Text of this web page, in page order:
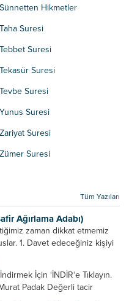
Sünnetten Hikmetler
Taha Suresi
Tebbet Suresi
Tekasür Suresi
Tevbe Suresi
Yunus Suresi
Zariyat Suresi
Zümer Suresi
Tüm Yazıları
Ağırlama Adabı)
zaman dikkat etmemiz
1. Davet edeceğiniz kişiyi
veya gün içinde davet edin....
İçin ‘İNDİR‘e Tıklayın.
Padak Değerli tacir